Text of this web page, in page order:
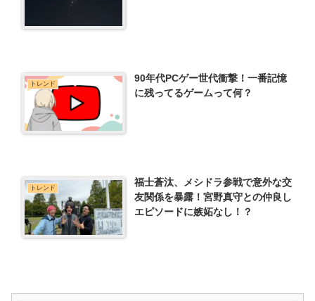
トレンド
90年代PCゲー世代衝撃！一番記憶
に残ってるゲームって何？
トレンド
福士蒼汰、メシドラ参戦で意外な交
友関係を暴露！宮野真守との仲良し
エピソードに嫉妬なし！？